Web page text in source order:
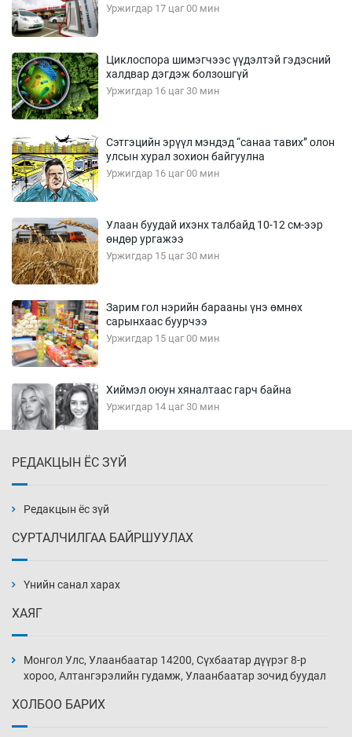
Уржигдар 17 цаг 00 мин
Циклоспора шимэгчээс үүдэлтэй гэдэсний
халдвар дэгдэж болзошгүй
Уржигдар 16 цаг 30 мин
Сэтгэцийн эрүүл мэндэд “санаа тавих” олон
улсын хурал зохион байгуулна
Уржигдар 16 цаг 00 мин
Улаан буудай ихэнх талбайд 10-12 см-ээр
өндөр ургажээ
Уржигдар 15 цаг 30 мин
Зарим гол нэрийн барааны үнэ өмнөх
сарынхаас буурчээ
Уржигдар 15 цаг 00 мин
Хиймэл оюун хяналтаас гарч байна
Уржигдар 14 цаг 30 мин
Уржигдар 14 цаг 00 мин
нэмэгджээ
Уржигдар 13 цаг 30 мин
РЕДАКЦЫН ЁС ЗҮЙ
Редакцын ёс зүй
СУРТАЛЧИЛГАА БАЙРШУУЛАХ
Үнийн санал харах
ХАЯГ
Монгол Улс, Улаанбаатар 14200, Сүхбаатар дүүрэг 8-р
хороо, Алтангэрэлийн гудамж, Улаанбаатар зочид буудал
ХОЛБОО БАРИХ